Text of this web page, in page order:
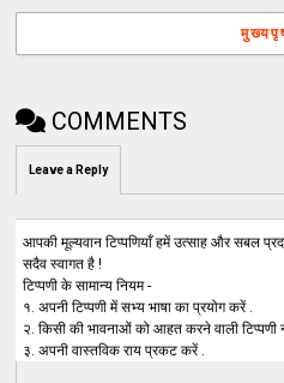
COMMENTS
Leave a Reply
आपकी मूल्यवान टिप्पणियाँ हमें उत्साह और सबल
सदैव स्वागत है !
टिप्पणी के सामान्य नियम -
१. अपनी टिप्पणी में सभ्य भाषा का प्रयोग करें .
२. किसी की भावनाओं को आहत करने वाली टिप्पणी
३. अपनी वास्तविक राय प्रकट करें .